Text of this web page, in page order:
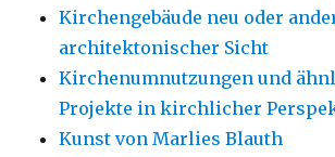
Kirchengebäude neu oder
architektonischer Sicht
Kirchenumnutzungen und
Projekte in kirchlicher
Kunst von Marlies Blauth